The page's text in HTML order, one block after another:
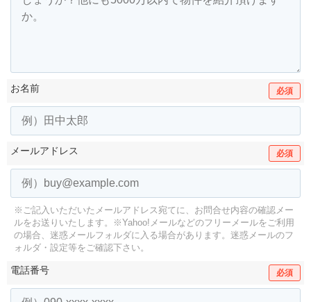
お名前 必須
メールアドレス 必須
※ご記入いただいたメールアドレス宛てに、お問合せ内容の確認メー
ルをお送りいたします。
※Yahoo!メールなどのフリーメールをご利用
の場合、迷惑メールフォルダに入る場合があります。 迷惑メールのフ
ォルダ・設定等をご確認下さい。
電話番号 必須